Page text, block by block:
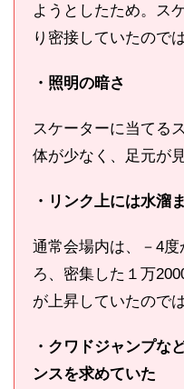
ようとしたため。ス
り密接していたので
・照明の暗さ
スケーターに当てる
体が少なく、足元が
・リンク上には水溜
通常会場内は、－4度
ろ、密集した１万
が上昇していたので
・クワドジャンプな
ンスを求めていた